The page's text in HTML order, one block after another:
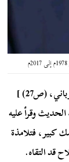
اللافت أن صلاح التيجاني في [ لوامع النور الرباني، (ص27) ]
وقرأ عليه
كبير، فتلامذة
قد التقاه.